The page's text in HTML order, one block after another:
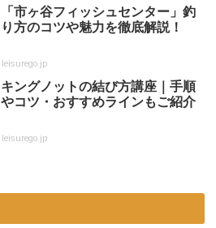
「市ヶ谷フィッシュセンター」釣
り方のコツや魅力を徹底解説！
leisurego.jp
キングノットの結び方講座｜手順
やコツ・おすすめラインもご紹介
leisurego.jp